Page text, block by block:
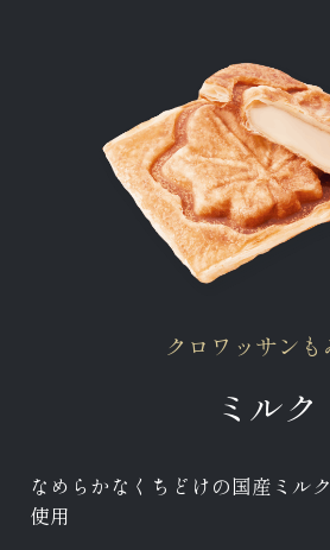
クロワッサンも
ミルク
なめらかなくちどけの国産ミル
使用